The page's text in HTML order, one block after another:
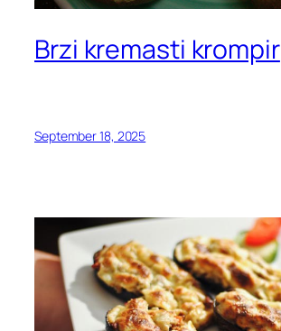
Brzi kremasti krompir
September 18, 2025